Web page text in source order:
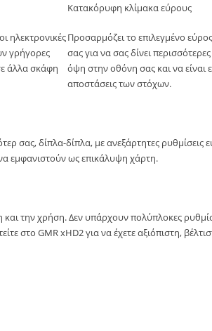
ηλεκτρονικές
γρήγορες
άλλα σκάφη
Κατακόρυφη κλίμακα εύρους
Προσαρμόζει το επιλεγμένο
σας για να σας δίνει
όψη στην οθόνη σας και να είναι
αποστάσεις των στόχων.
σας, δίπλα-δίπλα, με ανεξάρτητες ρυθμίσεις
εμφανιστούν ως επικάλυψη χάρτη.
και την χρήση. Δεν υπάρχουν πολύπλοκες
στο GMR xHD2 για να έχετε αξιόπιστη,